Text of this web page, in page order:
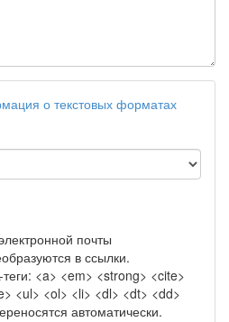
о текстовых форматах
почты
в ссылки.
<a> <em> <strong> <cite>
<ul> <ol> <li> <dl> <dt> <dd>
автоматически.